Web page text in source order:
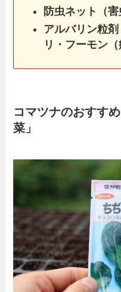
防虫ネット（害
アルバリン粒
リ・フーモン（
コマツナのおすす
菜」